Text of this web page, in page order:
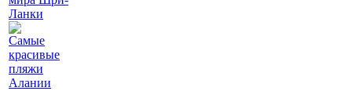
Ланки
Самые
красивые
пляжи
Алании